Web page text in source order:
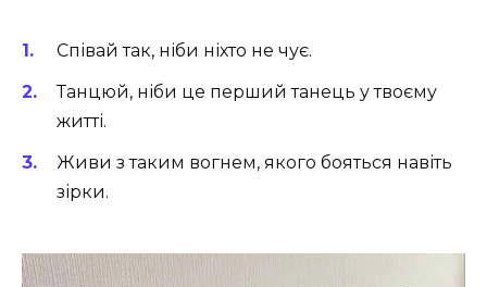
Співай так, ніби ніхто не чує.
Танцюй, ніби це перший танець у твоєму
житті.
Живи з таким вогнем, якого бояться навіть
зірки.